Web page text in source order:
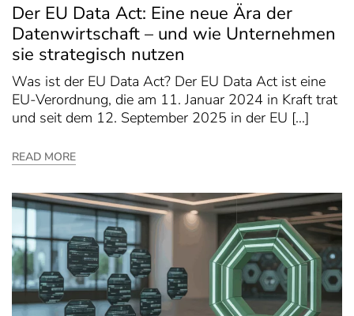
Der EU Data Act: Eine neue Ära der
Datenwirtschaft – und wie Unternehmen
sie strategisch nutzen
Was ist der EU Data Act? Der EU Data Act ist eine
EU-Verordnung, die am 11. Januar 2024 in Kraft trat
und seit dem 12. September 2025 in der EU […]
READ MORE